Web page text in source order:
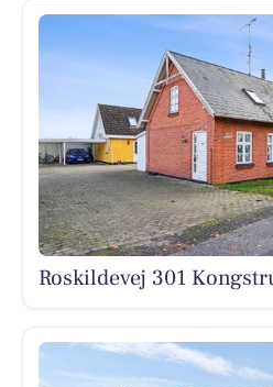
Roskildevej 301